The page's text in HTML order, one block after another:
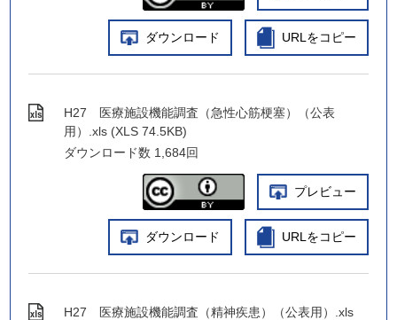
ダウンロード URLをコピー
H27 医療施設機能調査（急性心筋梗塞）（公表
用）.xls (XLS 74.5KB)
ダウンロード数 1,684回
プレビュー
ダウンロード URLをコピー
H27 医療施設機能調査（精神疾患）（公表用）.xls